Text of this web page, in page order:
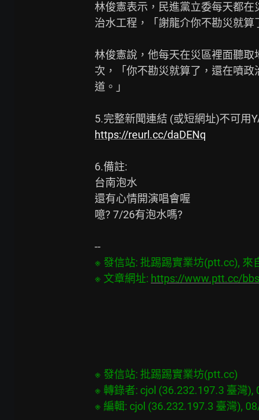
林俊憲表示，民進黨立委每天都
治水工程，「謝龍介你不勘災就算
林俊憲說，他每天在災區裡面聽
次，「你不勘災就算了，還在噴
道。」
https://reurl.cc/daDENq
6.備註:
台南泡水
還有心情開演唱會喔
噫? 7/26有泡水嗎?
※ 發信站: 批踢踢實業坊(ptt.cc), 來
※ 文章網址: https://www.ptt.cc/
※ 發信站: 批踢踢實業坊(ptt.cc)
※ 轉錄者: cjol (36.232.197.3 臺灣